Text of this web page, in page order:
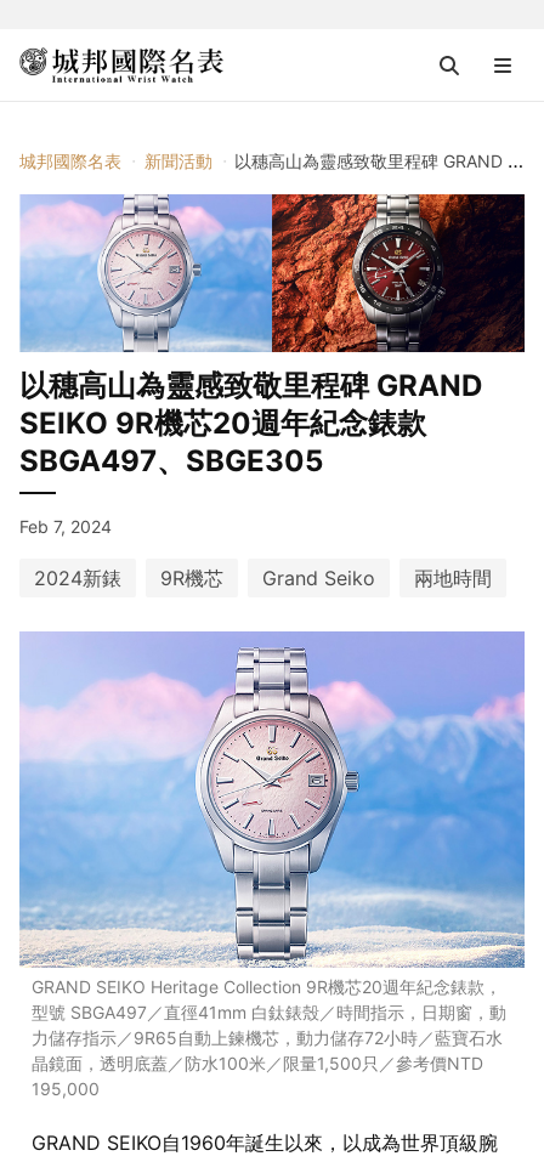
城邦國際名表 新聞活動 以穗高山為靈感致敬里程碑 GRAND SEIKO 9R機芯20週年紀念錶款SBGA497、SBGE305
以穗高山為靈感致敬里程碑 GRAND
SEIKO 9R機芯20週年紀念錶款
SBGA497、SBGE305
Feb 7, 2024
2024新錶 9R機芯 Grand Seiko 兩地時間
GRAND SEIKO Heritage Collection 9R機芯20週年紀念錶款，
型號 SBGA497／直徑41mm 白鈦錶殼／時間指示，日期窗，動
力儲存指示／9R65自動上鍊機芯，動力儲存72小時／藍寶石水
晶鏡面，透明底蓋／防水100米／限量1,500只／參考價NTD
195,000
GRAND SEIKO自1960年誕生以來，以成為世界頂級腕